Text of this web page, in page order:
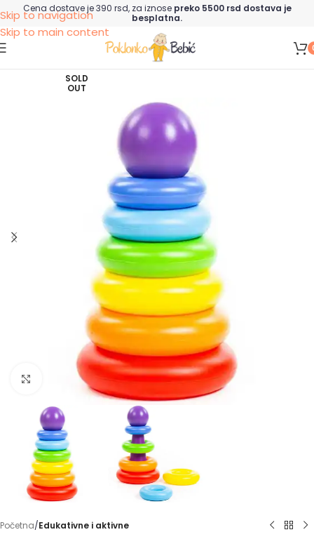
Skip to navigation
Skip to main content
Cena dostave je 390 rsd, za iznose preko 5500 rsd dostava je
besplatna.
SOLD
OUT
Click to enlarge
Početna Edukativne i aktivne